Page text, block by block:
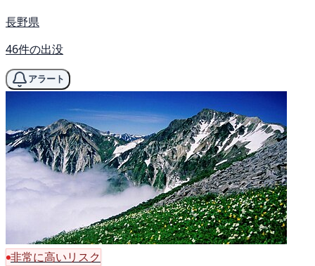
長野県
46件の出没
アラート
非常に高いリスク